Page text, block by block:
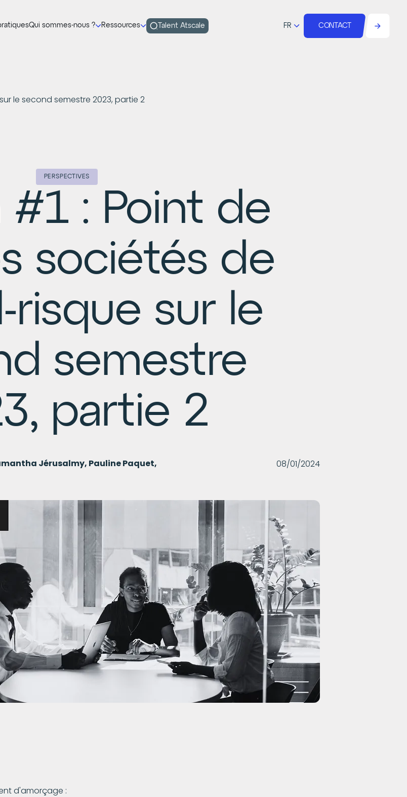
Qui sommes-nous ? Ressources Talent Atscale FR CONTACT
le second semestre 2023, partie 2
PERSPECTIVES
#1 : Point de
sociétés de
risque sur le
semestre
partie 2
Jérusalmy, Pauline Paquet, 08/01/2024
d'amorçage :